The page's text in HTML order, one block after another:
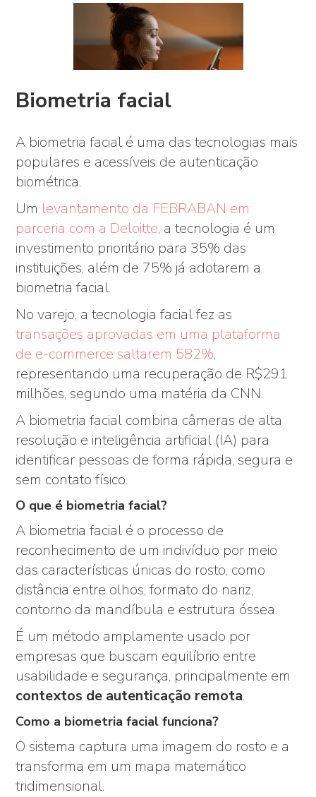
Biometria facial
A biometria facial é uma das tecnologias mais
populares e acessíveis de autenticação
biométrica.
Um levantamento da FEBRABAN em
parceria com a Deloitte, a tecnologia é um
investimento prioritário para 35% das
instituições, além de 75% já adotarem a
biometria facial.
No varejo, a tecnologia facial fez as
transações aprovadas em uma plataforma
de e-commerce saltarem 582%,
representando uma recuperação de R$291
milhões, segundo uma matéria da CNN.
A biometria facial combina câmeras de alta
resolução e inteligência artificial (IA) para
identificar pessoas de forma rápida, segura e
sem contato físico.
O que é biometria facial?
A biometria facial é o processo de
reconhecimento de um indivíduo por meio
das características únicas do rosto, como
distância entre olhos, formato do nariz,
contorno da mandíbula e estrutura óssea.
É um método amplamente usado por
empresas que buscam equilíbrio entre
usabilidade e segurança, principalmente em
contextos de autenticação remota.
Como a biometria facial funciona?
O sistema captura uma imagem do rosto e a
transforma em um mapa matemático
tridimensional.